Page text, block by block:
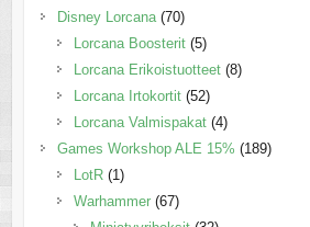
Disney Lorcana (70)
Lorcana Boosterit (5)
Lorcana Erikoistuotteet (8)
Lorcana Irtokortit (52)
Lorcana Valmispakat (4)
Games Workshop ALE 15% (189)
LotR (1)
Warhammer (67)